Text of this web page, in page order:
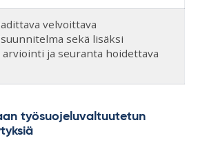
velvoittava
sekä lisäksi
ja seuranta hoidettava
työsuojeluvaltuutetun